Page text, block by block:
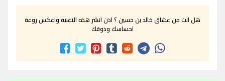
هل انت من عشاق خالد بن حسين ؟ اذن انشر هذه الاغنية واعكس روعة
احساسك وذوقك